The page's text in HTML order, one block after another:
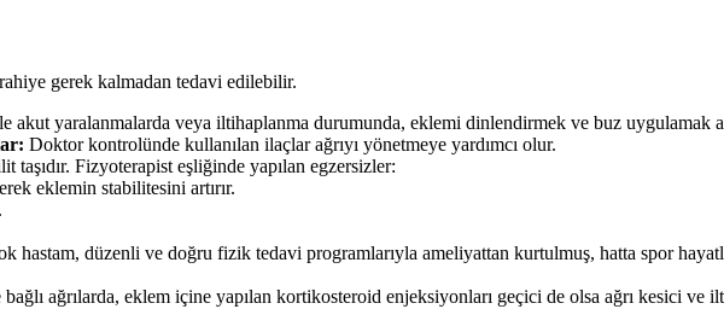
gerek kalmadan tedavi edilebilir.
akut yaralanmalarda veya iltihaplanma durumunda, eklemi dinlendirmek ve buz uygulamak
Doktor kontrolünde kullanılan ilaçlar ağrıyı yönetmeye yardımcı olur.
taşıdır. Fizyoterapist eşliğinde yapılan egzersizler:
eklemin stabilitesini artırır.
hastam, düzenli ve doğru fizik tedavi programlarıyla ameliyattan kurtulmuş, hatta spor
ağrılarda, eklem içine yapılan kortikosteroid enjeksiyonları geçici de olsa ağrı kesici ve